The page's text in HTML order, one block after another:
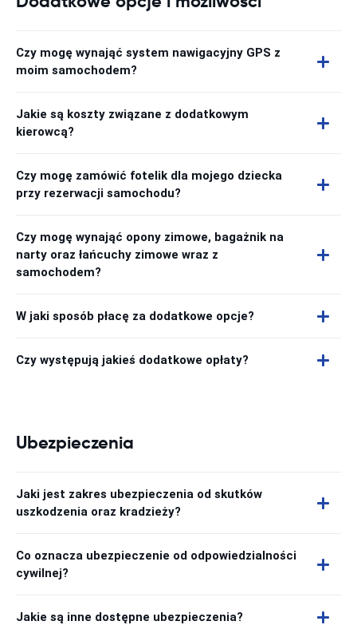
Czy mogę wynająć system nawigacyjny GPS z
moim samochodem?
Jakie są koszty związane z dodatkowym
kierowcą?
Czy mogę zamówić fotelik dla mojego dziecka
przy rezerwacji samochodu?
Czy mogę wynająć opony zimowe, bagażnik na
narty oraz łańcuchy zimowe wraz z
samochodem?
W jaki sposób płacę za dodatkowe opcje?
Czy występują jakieś dodatkowe opłaty?
Ubezpieczenia
Jaki jest zakres ubezpieczenia od skutków
uszkodzenia oraz kradzieży?
Co oznacza ubezpieczenie od odpowiedzialności
cywilnej?
Jakie są inne dostępne ubezpieczenia?